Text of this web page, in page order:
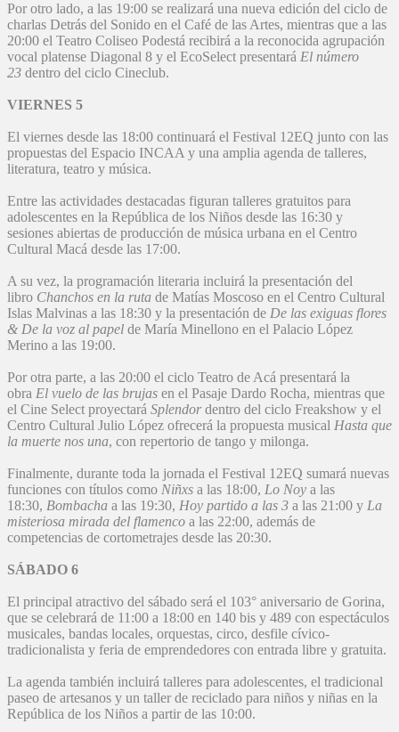
Por otro lado, a las 19:00 se realizará una nueva edición del ciclo de
charlas Detrás del Sonido en el Café de las Artes, mientras que a las
20:00 el Teatro Coliseo Podestá recibirá a la reconocida agrupación
vocal platense Diagonal 8 y el EcoSelect presentará El número
23 dentro del ciclo Cineclub.
VIERNES 5
El viernes desde las 18:00 continuará el Festival 12EQ junto con las
propuestas del Espacio INCAA y una amplia agenda de talleres,
literatura, teatro y música.
Entre las actividades destacadas figuran talleres gratuitos para
adolescentes en la República de los Niños desde las 16:30 y
sesiones abiertas de producción de música urbana en el Centro
Cultural Macá desde las 17:00.
A su vez, la programación literaria incluirá la presentación del
libro Chanchos en la ruta de Matías Moscoso en el Centro Cultural
Islas Malvinas a las 18:30 y la presentación de De las exiguas flores
& De la voz al papel de María Minellono en el Palacio López
Merino a las 19:00.
Por otra parte, a las 20:00 el ciclo Teatro de Acá presentará la
obra El vuelo de las brujas en el Pasaje Dardo Rocha, mientras que
el Cine Select proyectará Splendor dentro del ciclo Freakshow y el
Centro Cultural Julio López ofrecerá la propuesta musical Hasta que
la muerte nos una, con repertorio de tango y milonga.
Finalmente, durante toda la jornada el Festival 12EQ sumará nuevas
funciones con títulos como Niñxs a las 18:00, Lo Noy a las
18:30, Bombacha a las 19:30, Hoy partido a las 3 a las 21:00 y La
misteriosa mirada del flamenco a las 22:00, además de
competencias de cortometrajes desde las 20:30.
SÁBADO 6
El principal atractivo del sábado será el 103° aniversario de Gorina,
que se celebrará de 11:00 a 18:00 en 140 bis y 489 con espectáculos
musicales, bandas locales, orquestas, circo, desfile cívico-
tradicionalista y feria de emprendedores con entrada libre y gratuita.
La agenda también incluirá talleres para adolescentes, el tradicional
paseo de artesanos y un taller de reciclado para niños y niñas en la
República de los Niños a partir de las 10:00.